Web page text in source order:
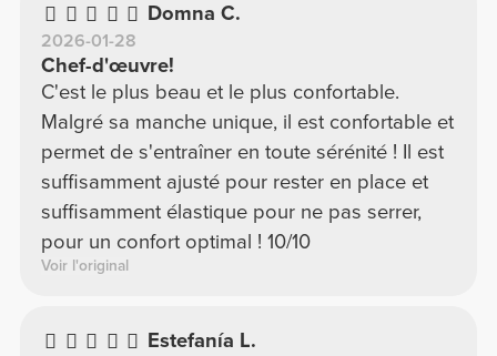
Domna C.
2026-01-28
Chef-d'œuvre!
C'est le plus beau et le plus confortable.
Malgré sa manche unique, il est confortable et
permet de s'entraîner en toute sérénité ! Il est
suffisamment ajusté pour rester en place et
suffisamment élastique pour ne pas serrer,
pour un confort optimal ! 10/10
Voir l'original
Estefanía L.